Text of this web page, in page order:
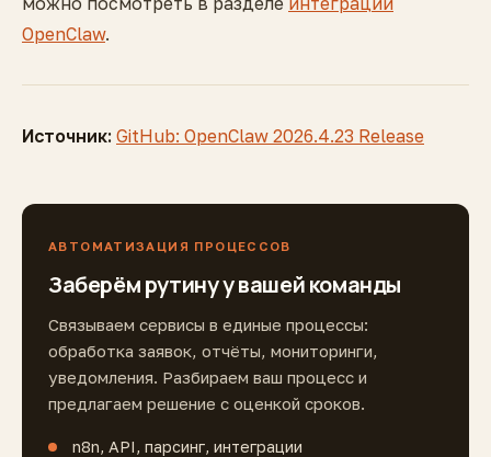
OpenClaw.
Источник: GitHub: OpenClaw 2026.4.23 Release
АВТОМАТИЗАЦИЯ ПРОЦЕССОВ
Заберём рутину у вашей команды
Связываем сервисы в единые процессы:
обработка заявок, отчёты, мониторинги,
уведомления. Разбираем ваш процесс и
предлагаем решение с оценкой сроков.
n8n, API, парсинг, интеграции